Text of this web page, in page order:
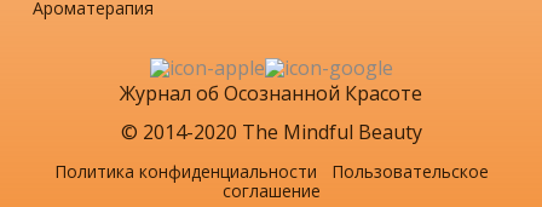
Ароматерапия
Журнал об Осознанной Красоте
© 2014-2020 The Mindful Beauty
Политика конфиденциальности
Пользовательское
соглашение